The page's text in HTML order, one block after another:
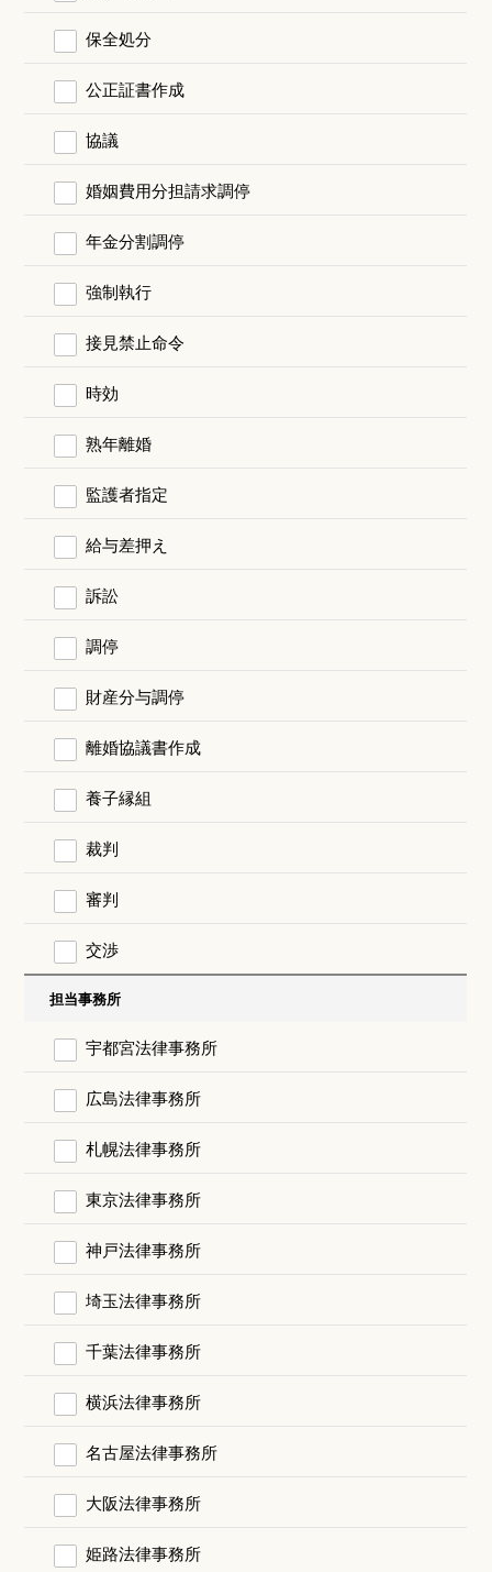
保全処分
公正証書作成
協議
婚姻費用分担請求調停
年金分割調停
強制執行
接見禁止命令
時効
熟年離婚
監護者指定
給与差押え
訴訟
調停
財産分与調停
離婚協議書作成
養子縁組
裁判
審判
交渉
担当事務所
宇都宮法律事務所
広島法律事務所
札幌法律事務所
東京法律事務所
神戸法律事務所
埼玉法律事務所
千葉法律事務所
横浜法律事務所
名古屋法律事務所
大阪法律事務所
姫路法律事務所